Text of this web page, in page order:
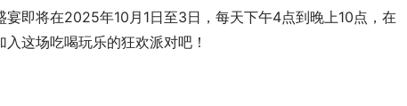
即将在2025年10月1日至3日，每天下午4点到晚上10点，在
这场吃喝玩乐的狂欢派对吧！